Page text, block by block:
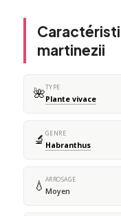
martinezii
🌺TYPE
Plante vivace
🔬 GENRE
Habranthus
💧 ARROSAGE
Moyen